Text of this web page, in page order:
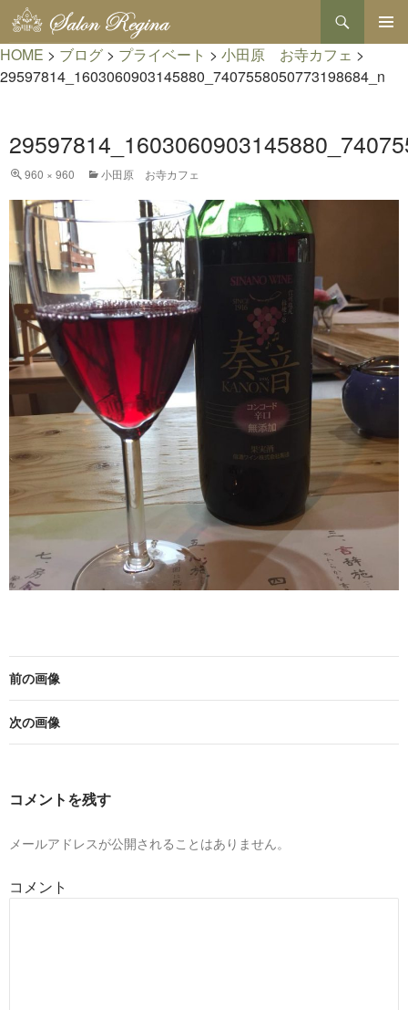
検
索
ン
テ
ン
ス
キ
HOME > ブログ > プライベート > 小田原 お寺カフェ >
29597814_1603060903145880_7407558050773198684_n
960 × 960 小田原 お寺カフェ
前の画像
次の画像
コメントを残す
メールアドレスが公開されることはありません。
コメント